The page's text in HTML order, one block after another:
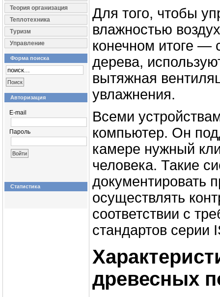
Теория организация
Теплотехника
Туризм
Управление
Форма поиска
Авторизация
E-mail
Пароль
Статистика
Для того, чтобы
влажностью
конечном итоге —
дерева,
вытяжная
увлажнения.
Всеми
компьютер. Он
камере нужный
человека. Такие
документировать
осуществлять
соответствии с
стандартов серии
древесных